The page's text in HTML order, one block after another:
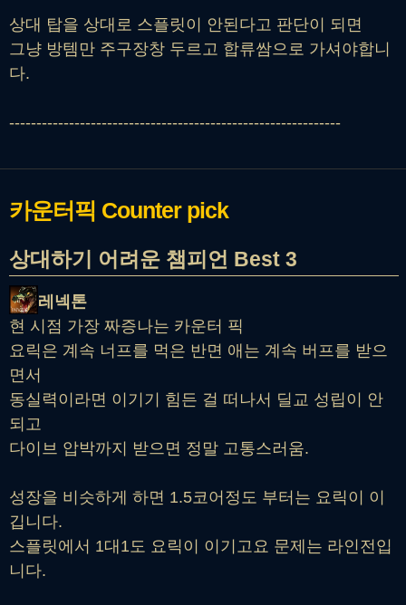
상대 탑을 상대로 스플릿이 안된다고 판단이 되면
그냥 방템만 주구장창 두르고 합류쌈으로 가셔야합니
다.
-------------------------------------------------------------
카운터픽 Counter pick
상대하기 어려운 챔피언 Best 3
레넥톤
현 시점 가장 짜증나는 카운터 픽
요릭은 계속 너프를 먹은 반면 애는 계속 버프를 받으
면서
동실력이라면 이기기 힘든 걸 떠나서 딜교 성립이 안
되고
다이브 압박까지 받으면 정말 고통스러움.
성장을 비슷하게 하면 1.5코어정도 부터는 요릭이 이
깁니다.
스플릿에서 1대1도 요릭이 이기고요 문제는 라인전입
니다.